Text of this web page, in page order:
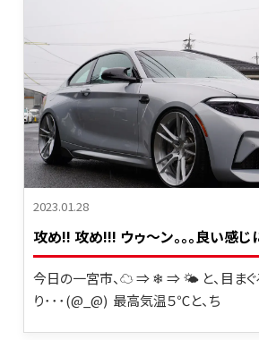
2023.01.28
攻め!! 攻め!!! ウゥ～ン｡｡｡良い感
今日の一宮市、☁ ⇒ ❄ ⇒ 🌤 と、目まぐ
り･･･(@_@) 最高気温５℃と、ち